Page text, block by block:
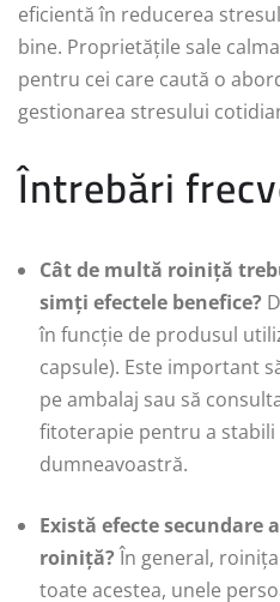
eficientă în reducerea
bine. Proprietățile sale
pentru cei care caută o
gestionarea stresului
Întrebări
Cât de multă roiniță
simți efectele benefice?
în funcție de produsul
capsule). Este important
pe ambalaj sau să
fitoterapie pentru a
dumneavoastră.
Există efecte secundare
roiniță?În general,
toate acestea, unele